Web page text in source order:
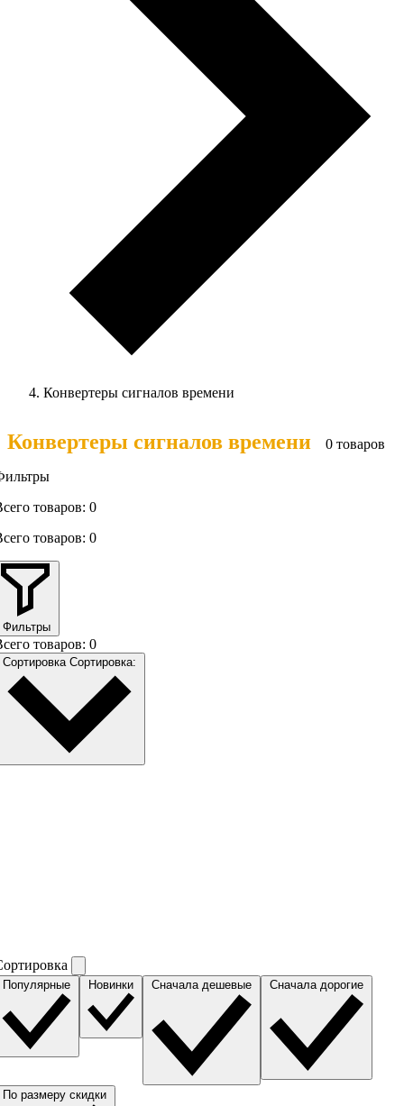
Конвертеры сигналов времени
Конвертеры сигналов времени 0 товаров
товаров: 0
товаров: 0
Фильтры
товаров: 0
Сортировка Сортировка:
Популярные Новинки Сначала дешевые Сначала дорогие
По размеру скидки